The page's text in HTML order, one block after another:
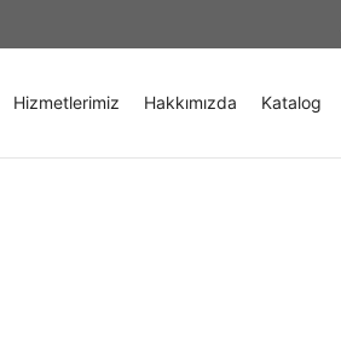
Hizmetlerimiz Hakkımızda Katalog